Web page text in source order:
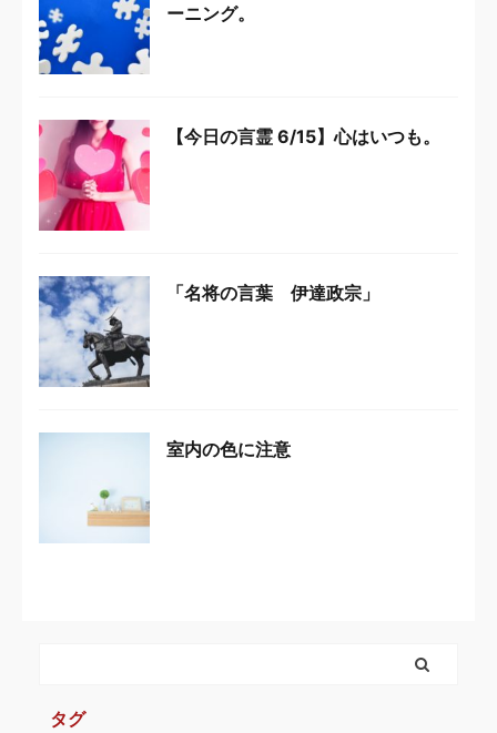
ーニング。
【今日の言霊 6/15】心はいつも。
「名将の言葉 伊達政宗」
室内の色に注意
タグ